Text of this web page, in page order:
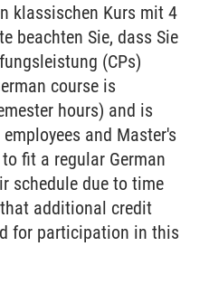
klassischen Kurs mit 4
beachten Sie, dass Sie
(CPs)
course is
hours) and is
and Master's
fit a regular German
schedule due to time
additional credit
for participation in this